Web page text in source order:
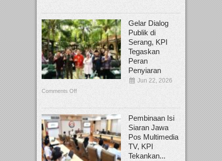
Gelar Dialog
Publik di
Serang, KPI
Tegaskan
Peran
Penyiaran
Jun 22, 2026
Comments Off
Pembinaan Isi
Siaran Jawa
Pos Multimedia
TV, KPI
Tekankan...